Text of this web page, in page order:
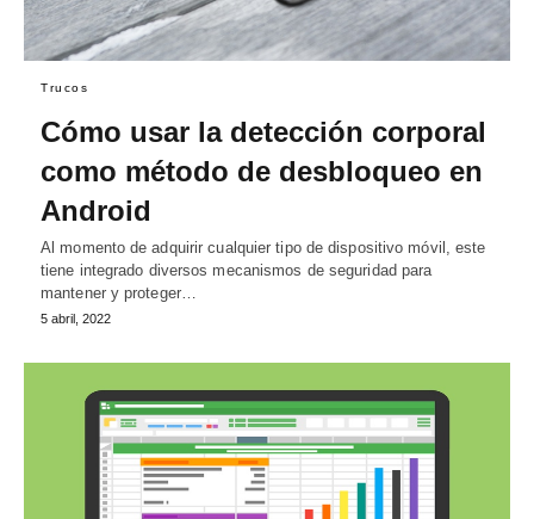
Trucos
Cómo usar la detección corporal
como método de desbloqueo en
Android
Al momento de adquirir cualquier tipo de dispositivo móvil, este
tiene integrado diversos mecanismos de seguridad para
mantener y proteger…
5 abril, 2022